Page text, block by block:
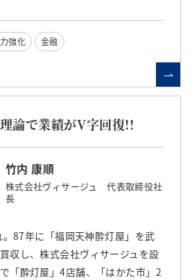
強化 金融
論で業績がV字回復!!
竹内 康順
株式会社ヴィサージュ 代表取締役社
長
87年に「福岡天神酔灯屋」を武
収し、株式会社ヴィサージュを設
「酔灯屋」4店舗、「はかた市」2